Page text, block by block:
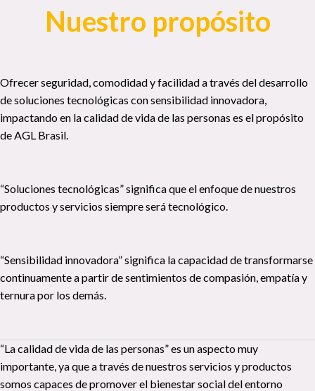
Nuestro propósito
Ofrecer seguridad, comodidad y facilidad a través del desarrollo
de soluciones tecnológicas con sensibilidad innovadora,
impactando en la calidad de vida de las personas es el propósito
de AGL Brasil.
“Soluciones tecnológicas” significa que el enfoque de nuestros
productos y servicios siempre será tecnológico.
“Sensibilidad innovadora” significa la capacidad de transformarse
continuamente a partir de sentimientos de compasión, empatía y
ternura por los demás.
“La calidad de vida de las personas” es un aspecto muy
importante, ya que a través de nuestros servicios y productos
somos capaces de promover el bienestar social del entorno